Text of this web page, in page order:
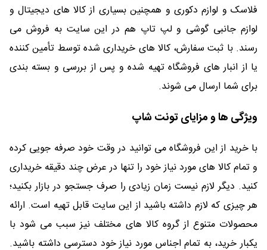
فلاسک و لوازم دکوری و همچنین بسیاری از کالا های دیجیتال و
لوازم جانبی گوشی و لپ تاپ هم در این سایت به فروش می
رسند. با ثبت سفارش، کالا های خریداری شده توسط تأمین کننده
یا از انبار های فروشگاه تهیه شده و پس از بررسی و بسته بندی
برای شما ارسال می شوند.
ویژگی ها و مزایای تونت شاپ
با خرید از این فروشگاه می توانید در وقت خود صرفه جویی کرده
و تمام کالا های مورد نیاز خود را تنها در عرض چند دقیقه خریداری
کنید. دیگر لازم نیست زمان زیادی را صرف جستجو در بازار بکنید؛
هر چیزی که لازم داشته باشید از این سایت قابل تهیه است. ارائه
محصولات متنوع از گروه کالا های مختلف نیز سبب می شود با
یکبار خرید، به تمام اجناس مورد نیاز خود دسترسی داشته باشید.